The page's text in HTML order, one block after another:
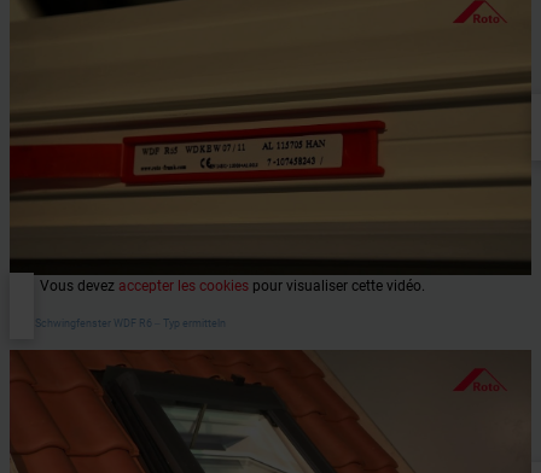
Vous devez accepter les cookies pour visualiser cette vidéo.
Roto Schwingfenster WDF R6 ‒ Typ ermitteln